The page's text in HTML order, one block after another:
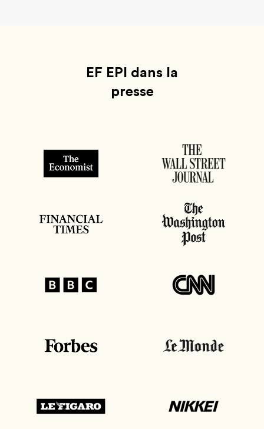
EF EPI dans la
presse